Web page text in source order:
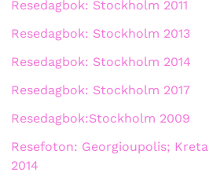
Resedagbok: Stockholm 2011
Resedagbok: Stockholm 2013
Resedagbok: Stockholm 2014
Resedagbok: Stockholm 2017
Resedagbok:Stockholm 2009
Resefoton: Georgioupolis; Kreta
2014